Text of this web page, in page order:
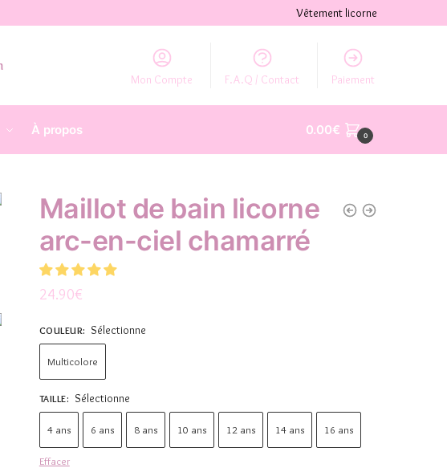
Vêtement licorne
Mon Compte F.A.Q / Contact Paiement
À propos 0.00€ 0
Maillot de bain licorne
arc-en-ciel chamarré
24.90€
COULEUR: Sélectionne
Multicolore
TAILLE: Sélectionne
4 ans 6 ans 8 ans 10 ans 12 ans 14 ans 16 ans
Effacer